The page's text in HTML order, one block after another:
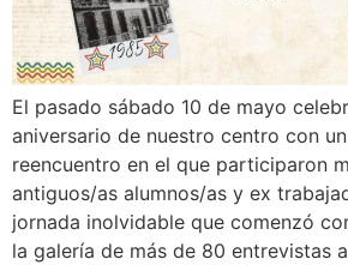
El pasado sábado 10 de mayo
aniversario de nuestro centro con
reencuentro en el que participaron
antiguos/as alumnos/as y ex
jornada inolvidable que comenzó
la galería de más de 80 entrevistas